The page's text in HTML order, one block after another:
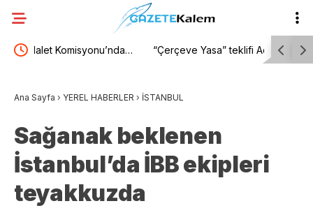
“Çerçeve Yasa” teklifi Adalet Komisyonu’nda… TBMM
Ana Sayfa › YEREL HABERLER › İSTANBUL
Sağanak beklenen
İstanbul’da İBB ekipleri
teyakkuzda